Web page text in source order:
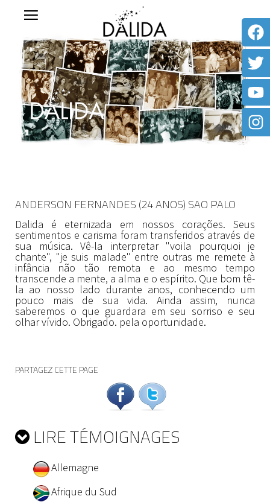
ANDERSON FERNANDES (24 ANOS) SAO PALO
Dalida é eternizada em nossos corações. Seus
sentimentos e carisma foram transferidos através de
sua música. Vê-la interpretar "voila pourquoi je
chante", "je suis malade" entre outras me remete à
infância não tão remota e ao mesmo tempo
transcende a mente, a alma e o espírito. Que bom tê-
la ao nosso lado durante anos, conhecendo um
pouco mais de sua vida. Ainda assim, nunca
saberemos o que guardara em seu sorriso e seu
olhar vívido. Obrigado. pela oportunidade.
PARTAGEZ CETTE PAGE
LIRE TÉMOIGNAGES
Allemagne
Afrique du Sud